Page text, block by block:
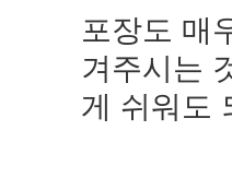
포장도 매
겨주시는
게 쉬워도